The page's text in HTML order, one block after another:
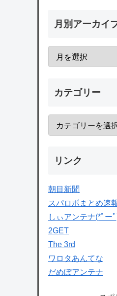
月別アーカイ
カテゴリー
リンク
朝目新聞
スパロボまとめ速
しぃアンテナ(*ﾟー
2GET
The 3rd
ワロタあんてな
だめぽアンテナ